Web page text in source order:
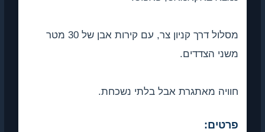
מסלול דרך קניון צר, עם קירות אבן של 30 מטר
משני הצדדים.
חוויה מאתגרת אבל בלתי נשכחת.
פרטים: